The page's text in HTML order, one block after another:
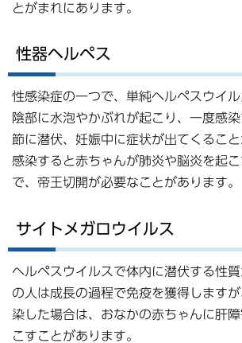
とがまれにあります。
性器ヘルペス
性感染症の一つで、単純ヘルペスウイ
陰部に水泡やかぶれが起こり、一度感
節に潜伏、妊娠中に症状が出てくるこ
感染すると赤ちゃんが肺炎や脳炎を起
で、帝王切開が必要なことがあります。
サイトメガロウイルス
ヘルペスウイルスで体内に潜伏する性質
の人は成長の過程で免疫を獲得します
染した場合は、おなかの赤ちゃんに肝
こすことがあります。